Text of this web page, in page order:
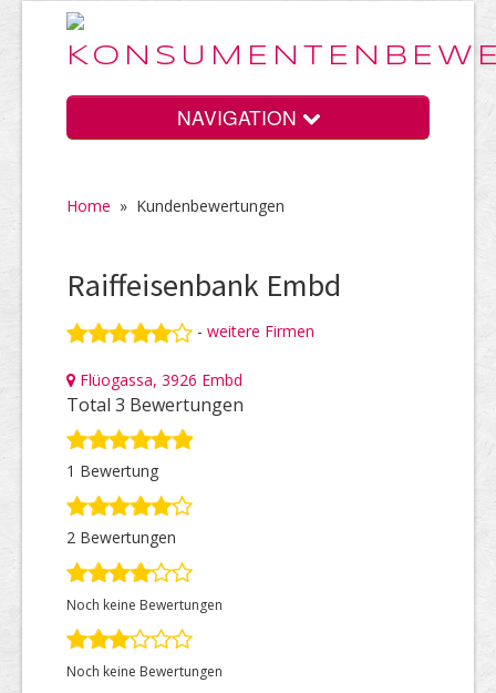
NAVIGATION
Home
Vorteile
Preise
HELP Awards
Top Firmen
Über uns
Home » Kundenbewertungen
Raiffeisenbank Embd
- weitere Firmen
Flüogassa, 3926 Embd
Total 3 Bewertungen
1 Bewertung
2 Bewertungen
Noch keine Bewertungen
Noch keine Bewertungen